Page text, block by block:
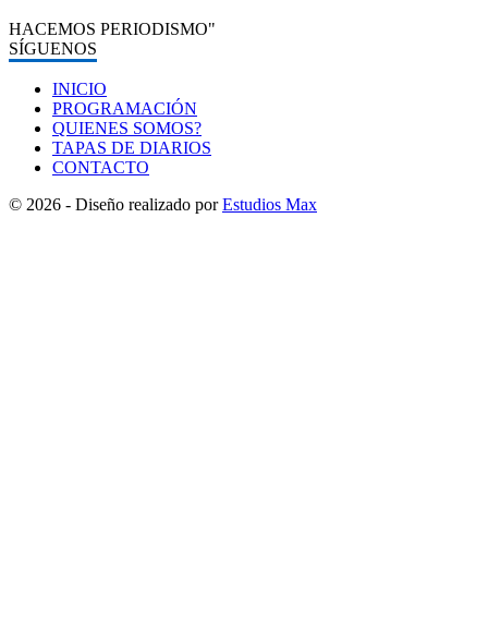
HACEMOS PERIODISMO"
SÍGUENOS
INICIO
PROGRAMACIÓN
QUIENES SOMOS?
TAPAS DE DIARIOS
CONTACTO
© 2026 - Diseño realizado porEstudios Max